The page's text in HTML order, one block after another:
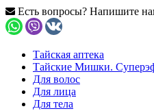
Есть вопросы? Напишите
Тайская аптека
Тайские Мишки.
Для волос
Для лица
Для тела